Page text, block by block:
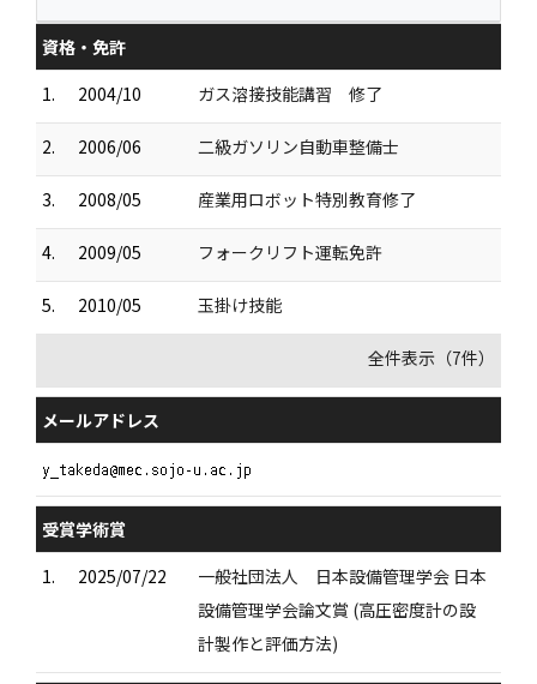
資格・免許
1.
2004/10 ガス溶接技能講習 修了
2. 2006/06 二級ガソリン自動車整備士
3. 2008/05 産業用ロボット特別教育修了
4. 2009/05 フォークリフト運転免許
5. 2010/05 玉掛け技能
全件表示（7件）
メールアドレス
受賞学術賞
1.
2025/07/22
一般社団法人 日本設備管理学会 日本
設備管理学会論文賞 (高圧密度計の設
計製作と評価方法)